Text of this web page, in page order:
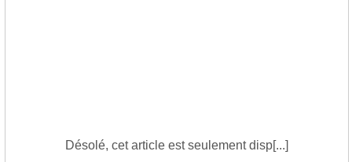
Désolé, cet article est seulement disp[...]